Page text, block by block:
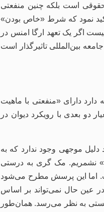
مستلزم منفعتی با ماهیت حقوقی است بلکه چنین منفعتی
نمود که شرط «خاص بودن»
مطمئن نیست اگر یک تعهد ارگا امنس در
منافع تک‌تک دولت¬ها در جامعه بین‌المللی تاثیرگذار است
(1) آیا دولتی که قصد مداخله دارد دارای «منفعتی با ماهیت
دو بعدی با رویکرد دیوان در
موجهی وجود ندارد که به
نشمریم. مک گری به ‌درستی
اما این پرسش مطرح می‌شود
عین ‌حال نمی‌تواند بر اساس
به نظر می‌رسد. همان‌طور